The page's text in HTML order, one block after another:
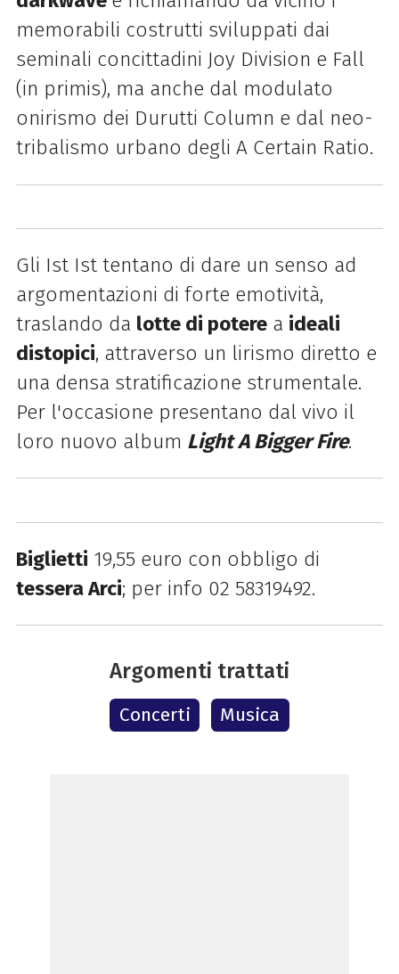
memorabili costrutti sviluppati dai
seminali concittadini Joy Division e Fall
(in primis), ma anche dal modulato
onirismo dei Durutti Column e dal neo-
tribalismo urbano degli A Certain Ratio.
Gli Ist Ist tentano di dare un senso ad
argomentazioni di forte emotività,
traslando da lotte di poterea ideali
distopici, attraverso un lirismo diretto e
una densa stratificazione strumentale.
Per l'occasione presentano dal vivo il
loro nuovo album Light A Bigger Fire.
Biglietti 19,55 euro con obbligo di
tessera Arci; per info 02 58319492.
Argomenti trattati
Concerti Musica